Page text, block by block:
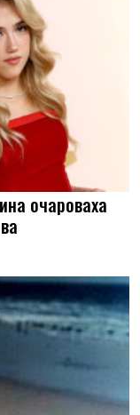
очароваха